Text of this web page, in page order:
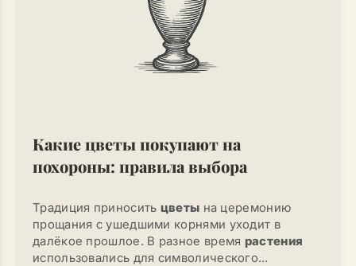
Какие цветы покупают на
похороны: правила выбора
Традиция приносить цветы на церемонию
прощания с ушедшими корнями уходит в
далёкое прошлое. В разное время растения
использовались для символического